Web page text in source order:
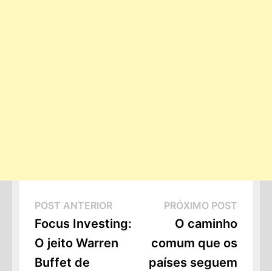
Navegação
de
Post
POST ANTERIORPost
Anterior:
Focus Investing:
O jeito Warren
Buffet de
PRÓXIMO POST
Post:
O caminho
comum que os
países seguem